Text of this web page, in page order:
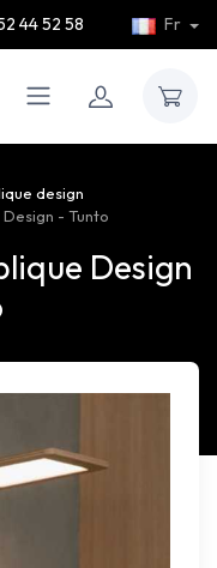
44 52 58 Fr
design
- Tunto
Design